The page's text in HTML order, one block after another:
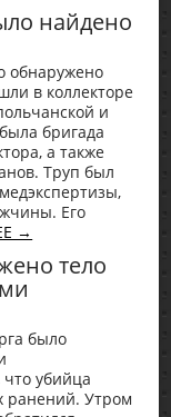
найдено
обнаружено
в коллекторе
и
бригада
а также
Труп был
Его
→
тело
было
убийца
ранений. Утром